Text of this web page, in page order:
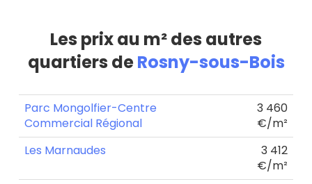
Les prix au m² des autres
quartiers deRosny-sous-Bois
Parc Mongolfier-Centre
Commercial Régional
3 460
€/m²
Les Marnaudes
3 412
€/m²